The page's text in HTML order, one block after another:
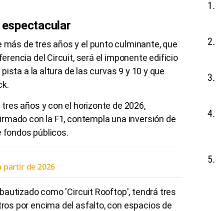
de tres años y el punto culminante, que
del Circuit, será el imponente edificio
a la altura de las curvas 9 y 10 y que
años y con el horizonte de 2026,
con la F1, contempla una inversión de
fondos públicos.
partir de 2026
como 'Circuit Rooftop', tendrá tres
por encima del asfalto, con espacios de